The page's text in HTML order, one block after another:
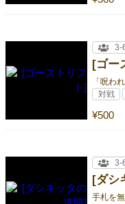
[ゴー
¥500
3-
対戦
[ダシ
3-